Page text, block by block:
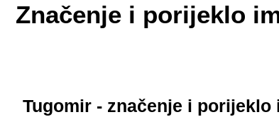
Značenje i porijeklo
Tugomir - značenje i porijeklo